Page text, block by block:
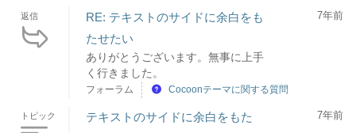
返信
RE: テキストのサイドに余白をも
たせたい
ありがとうございます。無事に上手
く行きました。
7年前
フォーラム Cocoonテーマに関する質問
トピック
テキストのサイドに余白をもた
7年前